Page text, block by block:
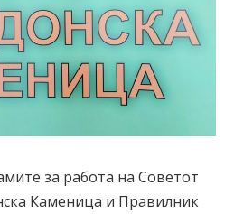
за работа на Советот
Каменица и Правилник